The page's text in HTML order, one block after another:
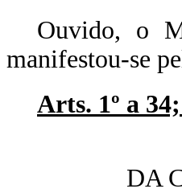
Ouvido, o
manifestou-se
Arts. 1º a
DA